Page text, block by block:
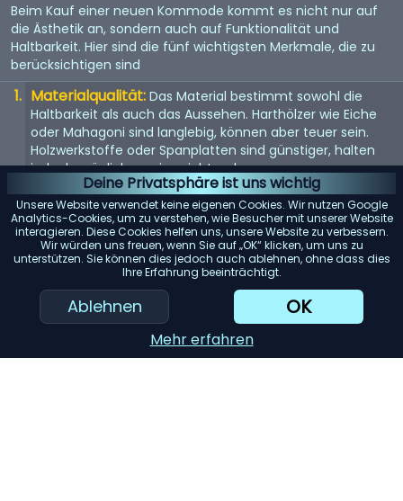
Deine Privatsphäre ist uns wichtig
Unsere Website verwendet keine eigenen Cookies. Wir nutzen Google
Analytics-Cookies, um zu verstehen, wie Besucher mit unserer Website
interagieren. Diese Cookies helfen uns, unsere Website zu verbessern.
Wir würden uns freuen, wenn Sie auf „OK“ klicken, um uns zu
unterstützen. Sie können dies jedoch auch ablehnen, ohne dass dies
Ihre Erfahrung beeinträchtigt.
Ablehnen OK
Mehr erfahren
Beim Kauf einer neuen Kommode kommt es nicht nur auf
die Ästhetik an, sondern auch auf Funktionalität und
Haltbarkeit. Hier sind die fünf wichtigsten Merkmale, die zu
berücksichtigen sind
Materialqualität: Das Material bestimmt sowohl die
Haltbarkeit als auch das Aussehen. Harthölzer wie Eiche
oder Mahagoni sind langlebig, können aber teuer sein.
Holzwerkstoffe oder Spanplatten sind günstiger, halten
jedoch möglicherweise nicht so lange.
Größe und Stauraum: Überlegen Sie, wie viel Stauraum
Sie benötigen und wie viel Platz in Ihrem Zimmer zur
Verfügung steht. Messen Sie den Bereich, in dem Sie die
Kommode aufstellen möchten, um sicherzustellen, dass
Konstruktion der Schubladen:
Suchen Sie nach
Schubladen mit Schwalbenschwanzverbindungen, da
diese stabiler sind. Vollauszugsführungen ermöglichen